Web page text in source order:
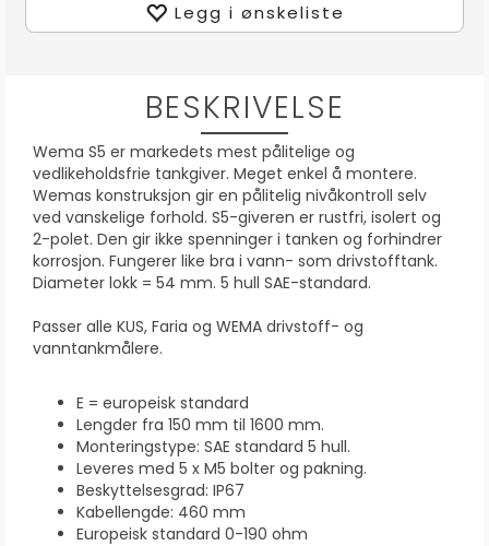
Legg i ønskeliste
BESKRIVELSE
Wema S5 er markedets mest pålitelige og
vedlikeholdsfrie tankgiver. Meget enkel å montere.
Wemas konstruksjon gir en pålitelig nivåkontroll selv
ved vanskelige forhold. S5-giveren er rustfri, isolert og
2-polet. Den gir ikke spenninger i tanken og forhindrer
korrosjon. Fungerer like bra i vann- som drivstofftank.
Diameter lokk = 54 mm. 5 hull SAE-standard.
Passer alle KUS, Faria og WEMA drivstoff- og
vanntankmålere.
E = europeisk standard
Lengder fra 150 mm til 1600 mm.
Monteringstype: SAE standard 5 hull.
Leveres med 5 x M5 bolter og pakning.
Beskyttelsesgrad: IP67
Kabellengde: 460 mm
Europeisk standard 0-190 ohm